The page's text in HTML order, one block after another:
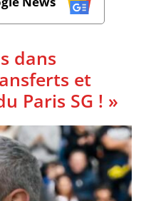
dans
et
Paris SG ! »